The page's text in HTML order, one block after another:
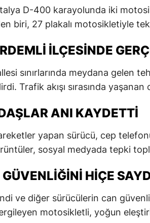
Diyarbakır
Edirne
Erzincan
Gaziantep
Gümüşhane
Hakkari
D-400 karayolunda iki
biri, 27 plakalı motosikletiyle
İLÇESINDE
sınırlarında meydana gelen
Trafik akışı sırasında
ANI KAYDETTI
yapan sürücü, cep
sosyal medyada tepki
HIÇE
ve diğer sürücülerin can
motosikletli, yoğun